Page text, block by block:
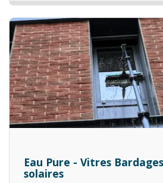
Eau Pure - Vitres
solaires